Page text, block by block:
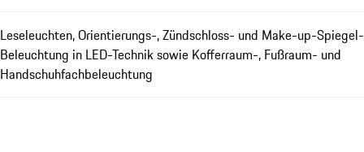
Leseleuchten, Orientierungs-, Zündschloss- und Make-up-Spiegel-
Beleuchtung in LED-Technik sowie Kofferraum-, Fußraum- und
Handschuhfachbeleuchtung